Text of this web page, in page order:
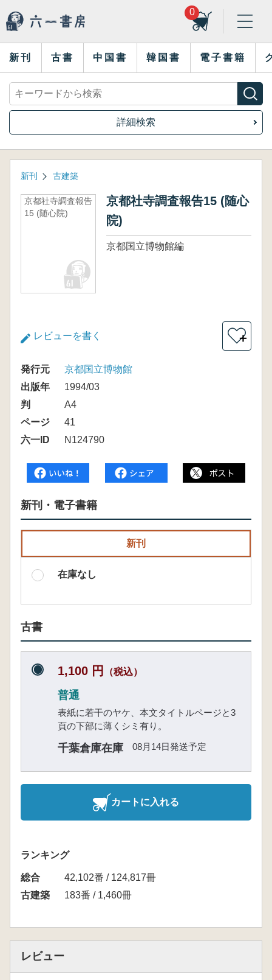
0
新刊 古書 中国書 韓国書 電子書籍
詳細検索
新刊 古建築
京都社寺調査報告
15 (随心院)
京都社寺調査報告15 (随心
院)
京都国立博物館編
レビューを書く ＋
発行元
京都国立博物館
出版年
1994/03
判
A4
ページ
41
六一ID
N124790
新刊・電子書籍
新刊
在庫なし
古書
1,100 円 （税込）
普通
表紙に若干のヤケ、本文タイトルページと3
頁の下部に薄くシミ有り。
千葉倉庫在庫 08月14日発送予定
カートに入れる
ランキング
総合
42,102番 / 124,817冊
古建築
183番 / 1,460冊
レビュー